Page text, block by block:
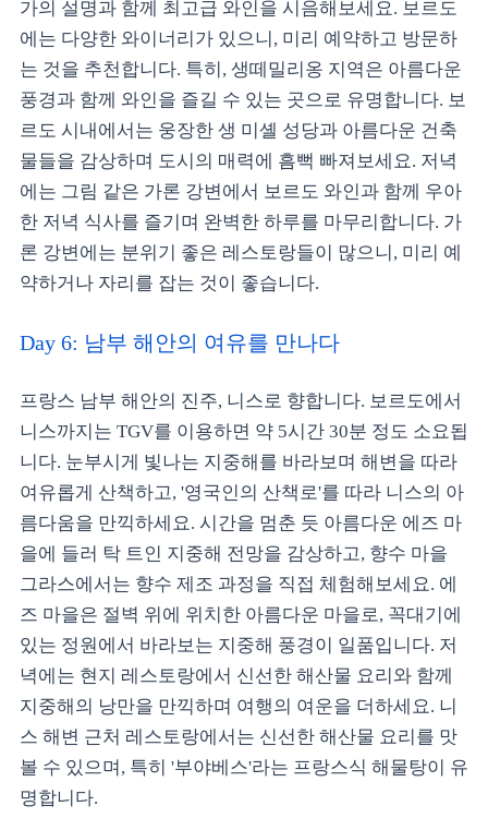
가의 설명과 함께 최고급 와인을 시음해보세요. 보르도
에는 다양한 와이너리가 있으니, 미리 예약하고 방문하
는 것을 추천합니다. 특히, 생떼밀리옹 지역은 아름다운
풍경과 함께 와인을 즐길 수 있는 곳으로 유명합니다. 보
르도 시내에서는 웅장한 생 미셸 성당과 아름다운 건축
물들을 감상하며 도시의 매력에 흠뻑 빠져보세요. 저녁
에는 그림 같은 가론 강변에서 보르도 와인과 함께 우아
한 저녁 식사를 즐기며 완벽한 하루를 마무리합니다. 가
론 강변에는 분위기 좋은 레스토랑들이 많으니, 미리 예
약하거나 자리를 잡는 것이 좋습니다.
Day 6: 남부 해안의 여유를 만나다
프랑스 남부 해안의 진주, 니스로 향합니다. 보르도에서
니스까지는 TGV를 이용하면 약 5시간 30분 정도 소요됩
니다. 눈부시게 빛나는 지중해를 바라보며 해변을 따라
여유롭게 산책하고, '영국인의 산책로'를 따라 니스의 아
름다움을 만끽하세요. 시간을 멈춘 듯 아름다운 에즈 마
을에 들러 탁 트인 지중해 전망을 감상하고, 향수 마을
그라스에서는 향수 제조 과정을 직접 체험해보세요. 에
즈 마을은 절벽 위에 위치한 아름다운 마을로, 꼭대기에
있는 정원에서 바라보는 지중해 풍경이 일품입니다. 저
녁에는 현지 레스토랑에서 신선한 해산물 요리와 함께
지중해의 낭만을 만끽하며 여행의 여운을 더하세요. 니
스 해변 근처 레스토랑에서는 신선한 해산물 요리를 맛
볼 수 있으며, 특히 '부야베스'라는 프랑스식 해물탕이 유
명합니다.